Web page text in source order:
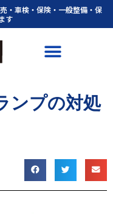
・車検・保険・一般整備・保
す
ンプの対処